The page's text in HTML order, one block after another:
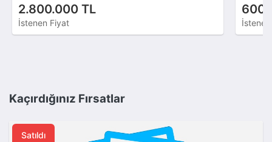
2.800.000 TL
İstenen Fiyat
Kaçırdığınız Fırsatlar
Satıldı